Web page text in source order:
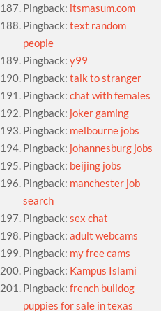
Pingback: itsmasum.com
Pingback:text random
people
Pingback:y99
Pingback:talk to stranger
Pingback:chat with females
Pingback: joker gaming
Pingback: melbourne jobs
Pingback: johannesburg jobs
Pingback: beijing jobs
Pingback: manchester job
search
Pingback:sex chat
Pingback:adult webcams
Pingback: my free cams
Pingback: Kampus Islami
Pingback:french bulldog
puppies for sale in texas